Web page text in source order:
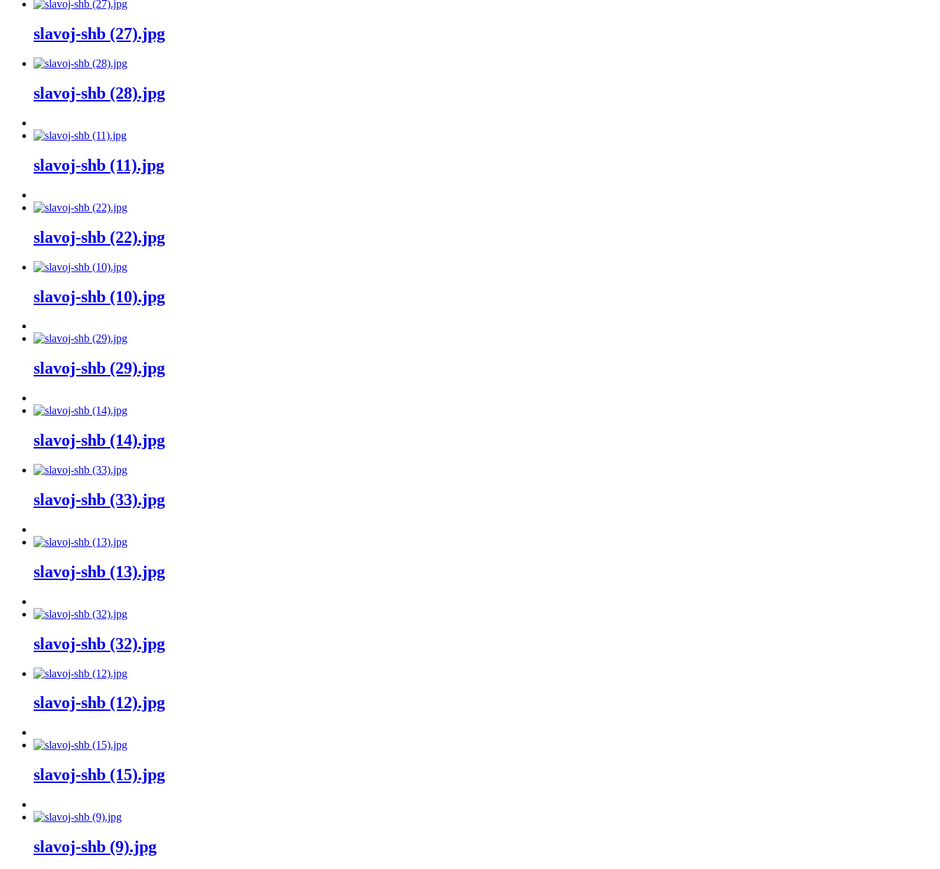
slavoj-shb (27).jpg
slavoj-shb (28).jpg
slavoj-shb (11).jpg
slavoj-shb (22).jpg
slavoj-shb (10).jpg
slavoj-shb (29).jpg
slavoj-shb (14).jpg
slavoj-shb (33).jpg
slavoj-shb (13).jpg
slavoj-shb (32).jpg
slavoj-shb (12).jpg
slavoj-shb (15).jpg
slavoj-shb (9).jpg